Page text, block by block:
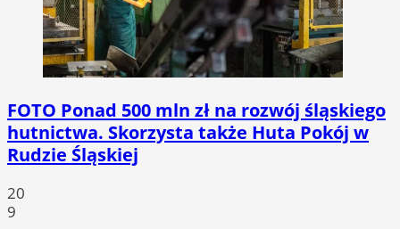
FOTO Ponad 500 mln zł na rozwój śląskiego
hutnictwa. Skorzysta także Huta Pokój w
Rudzie Śląskiej
20
9